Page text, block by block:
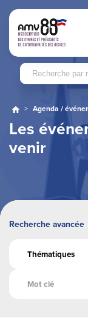
> Agenda /
Les
venir
Recherche avancée